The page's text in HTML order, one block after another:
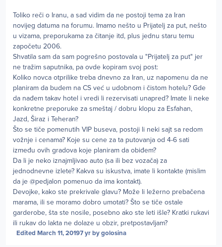
Toliko reči o Iranu, a sad vidim da ne postoji tema za Iran
novijeg datuma na forumu. Imamo nešto u Prijatelj za put, nešto
u vizama, preporukama za čitanje itd, plus jednu staru temu
započetu 2006.
Shvatila sam da sam pogrešno postovala u "Prijatelj za put" jer
ne tražim saputnika, pa ovde kopiram svoj post:
Koliko novca otprilike treba dnevno za Iran, uz napomenu da ne
planiram da budem na CS već u udobnom i čistom hotelu? Gde
da nađem takav hotel i vredi li rezervisati unapred? Imate li neke
konkretne preporuke za smeštaj / dobru klopu za Esfahan,
Jazd, Širaz i Teheran?
Što se tiče pomenutih VIP buseva, postoji li neki sajt sa redom
vožnje i cenama? Koje su cene za ta putovanja od 4-6 sati
između ovih gradova koje planiram da obiđem?
Da li je neko iznajmljivao auto (sa ili bez vozača) za
jednodnevne izlete? Kakva su iskustva, imate li kontakte (mislim
da je @pedjalon pomenuo da ima kontakt).
Devojke, kako ste prekrivale glavu? Može li ležerno prebačena
marama, ili se moramo dobro umotati? Što se tiče ostale
garderobe, šta ste nosile, posebno ako ste leti išle? Kratki rukavi
ili rukav do lakta ne dolaze u obzir, pretpostavljam?
Edited March 11, 20197 yrby golosina